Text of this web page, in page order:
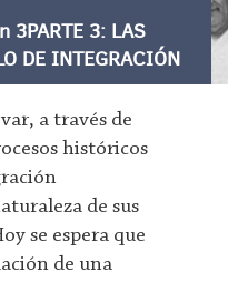
3: LAS
DE INTEGRACIÓN
a través de
históricos
de sus
se espera que
de una